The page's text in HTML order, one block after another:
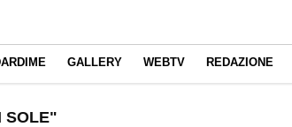
GALLERY WEBTV REDAZIONE
SOLE"